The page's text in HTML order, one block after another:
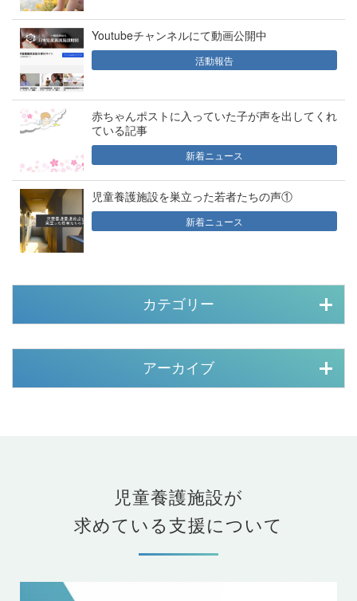
Youtubeチャンネルにて動画公開中
活動報告
赤ちゃんポストに入っていた子が声を出してくれ
ている記事
新着ニュース
児童養護施設を巣立った若者たちの声①
新着ニュース
カテゴリー
アーカイブ
児童養護施設が
求めている支援について